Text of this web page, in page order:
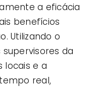
a eficácia
benefícios
Utilizando o
supervisores da
locais e a
real,